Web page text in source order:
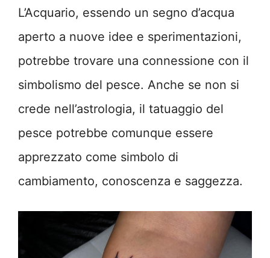
L’Acquario, essendo un segno d’acqua
aperto a nuove idee e sperimentazioni,
potrebbe trovare una connessione con il
simbolismo del pesce. Anche se non si
crede nell’astrologia, il tatuaggio del
pesce potrebbe comunque essere
apprezzato come simbolo di
cambiamento, conoscenza e saggezza.